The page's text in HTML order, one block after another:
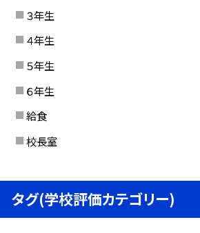
３年生
４年生
５年生
６年生
給食
校長室
タグ(学校評価カテゴリー)